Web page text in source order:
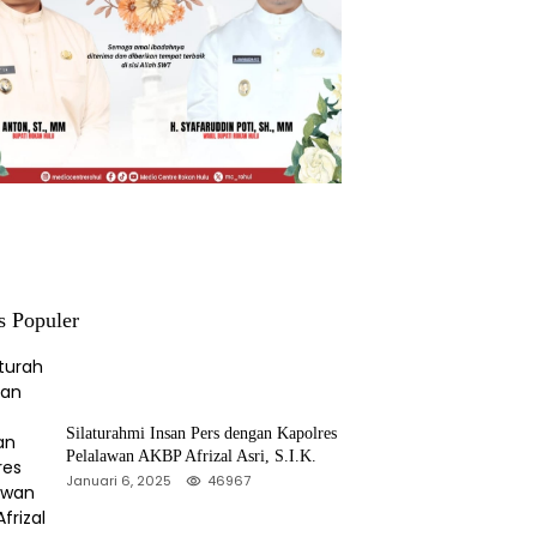
Populer
Silaturahmi Insan Pers dengan Kapolres
Pelalawan AKBP Afrizal Asri, S.I.K.
Januari 6, 2025 46967